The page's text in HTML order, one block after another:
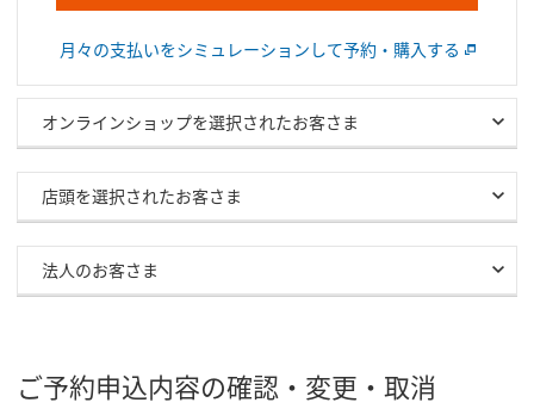
月々の支払いをシミュレーションして予約・購入する
オンラインショップを選択されたお客さま
店頭を選択されたお客さま
法人のお客さま
ご予約申込内容の確認・変更・取消